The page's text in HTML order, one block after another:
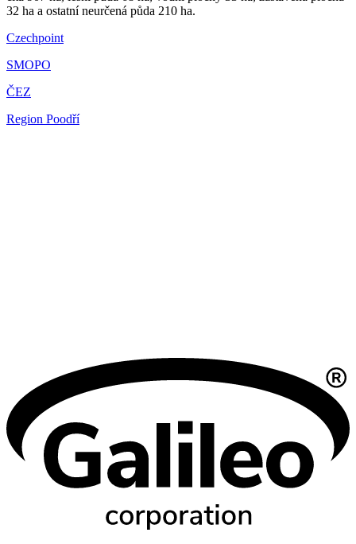
32 ha a ostatní neurčená půda 210 ha.
Czechpoint
SMOPO
ČEZ
Region Poodří